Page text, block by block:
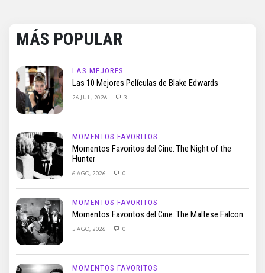
MÁS POPULAR
LAS MEJORES
Las 10 Mejores Películas de Blake Edwards
26 JUL, 2026 3
MOMENTOS FAVORITOS
Momentos Favoritos del Cine: The Night of the
Hunter
6 AGO, 2026 0
MOMENTOS FAVORITOS
Momentos Favoritos del Cine: The Maltese Falcon
5 AGO, 2026 0
MOMENTOS FAVORITOS